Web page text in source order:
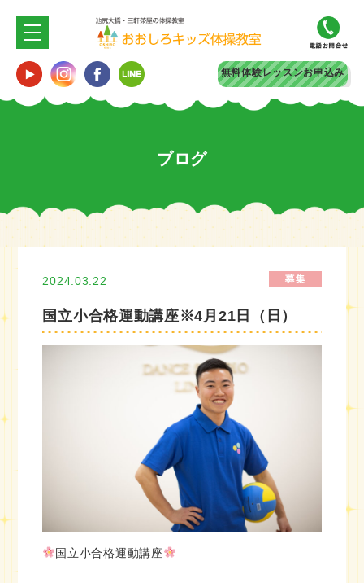
無料体験レッスンお申込み
ブログ
2024.03.22
国立小合格運動講座※4月21日（日）
国立小合格運動講座